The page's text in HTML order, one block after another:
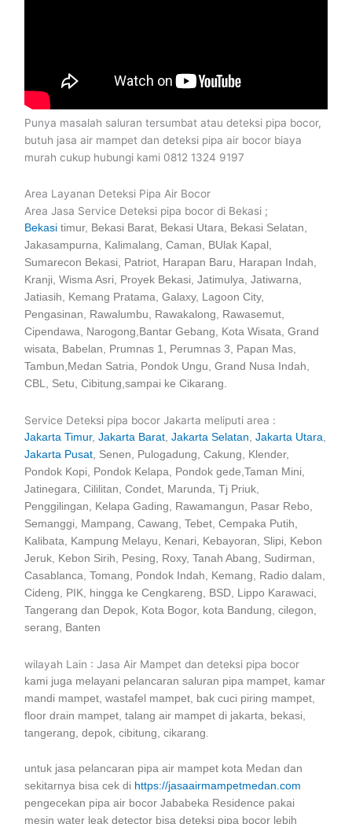
Punya masalah saluran tersumbat atau deteksi pipa bocor,
butuh jasa air mampet dan deteksi pipa air bocor biaya
murah cukup hubungi kami 0812 1324 9197
Area Layanan Deteksi Pipa Air Bocor
Area Jasa Service Deteksi pipa bocor di Bekasi ;
Bekasi timur, Bekasi Barat, Bekasi Utara, Bekasi Selatan,
Jakasampurna, Kalimalang, Caman, BUlak Kapal,
Sumarecon Bekasi, Patriot, Harapan Baru, Harapan Indah,
Kranji, Wisma Asri, Proyek Bekasi, Jatimulya, Jatiwarna,
Jatiasih, Kemang Pratama, Galaxy, Lagoon City,
Pengasinan, Rawalumbu, Rawakalong, Rawasemut,
Cipendawa, Narogong,Bantar Gebang, Kota Wisata, Grand
wisata, Babelan, Prumnas 1, Perumnas 3, Papan Mas,
Tambun,Medan Satria, Pondok Ungu, Grand Nusa Indah,
CBL, Setu, Cibitung,sampai ke Cikarang.
Service Deteksi pipa bocor Jakarta meliputi area :
Jakarta Timur,Jakarta Barat ,Jakarta Selatan ,Jakarta Utara
Jakarta Pusat , Senen, Pulogadung, Cakung, Klender,
Pondok Kopi, Pondok Kelapa, Pondok gede,Taman Mini,
Jatinegara, Cililitan, Condet, Marunda, Tj Priuk,
Penggilingan, Kelapa Gading, Rawamangun, Pasar Rebo,
Semanggi, Mampang, Cawang, Tebet, Cempaka Putih,
Kalibata, Kampung Melayu, Kenari, Kebayoran, Slipi, Kebon
Jeruk, Kebon Sirih, Pesing, Roxy, Tanah Abang, Sudirman,
Casablanca, Tomang, Pondok Indah, Kemang, Radio dalam,
Cideng, PIK, hingga ke Cengkareng, BSD, Lippo Karawaci,
Tangerang dan Depok, Kota Bogor, kota Bandung, cilegon,
serang, Banten
wilayah Lain : Jasa Air Mampet dan deteksi pipa bocor
kami juga melayani pelancaran saluran pipa mampet, kamar
mandi mampet, wastafel mampet, bak cuci piring mampet,
floor drain mampet, talang air mampet di jakarta, bekasi,
tangerang, depok, cibitung, cikarang.
untuk jasa pelancaran pipa air mampet kota Medan dan
sekitarnya bisa cek di https://jasaairmampetmedan.com
pengecekan pipa air bocor Jababeka Residence pakai
mesin water leak detector bisa deteksi pipa bocor lebih